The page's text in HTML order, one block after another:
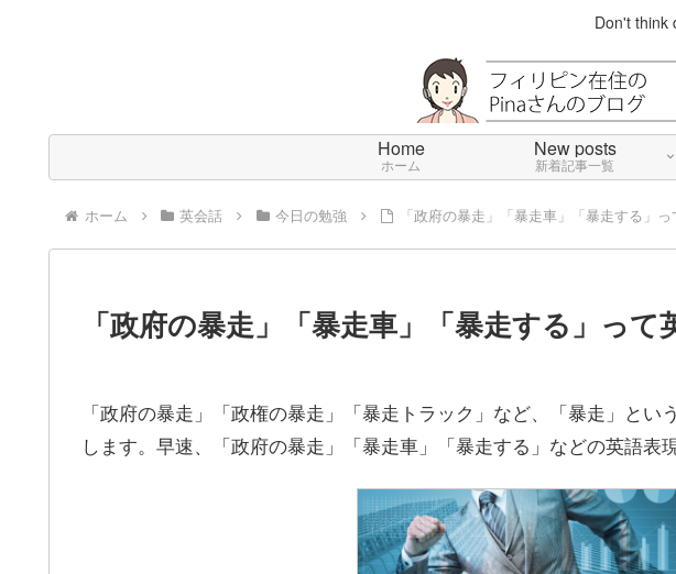
Don't think
Home
ホーム
New posts
新着記事一覧
ホーム 英会話 今日の勉強 「政府の暴走」「暴走車」「暴走する」
「政府の暴走」「暴走車」「暴走する」って
「政府の暴走」「政権の暴走」「暴走トラック」など、「暴走」と
します。早速、「政府の暴走」「暴走車」「暴走する」などの英語表